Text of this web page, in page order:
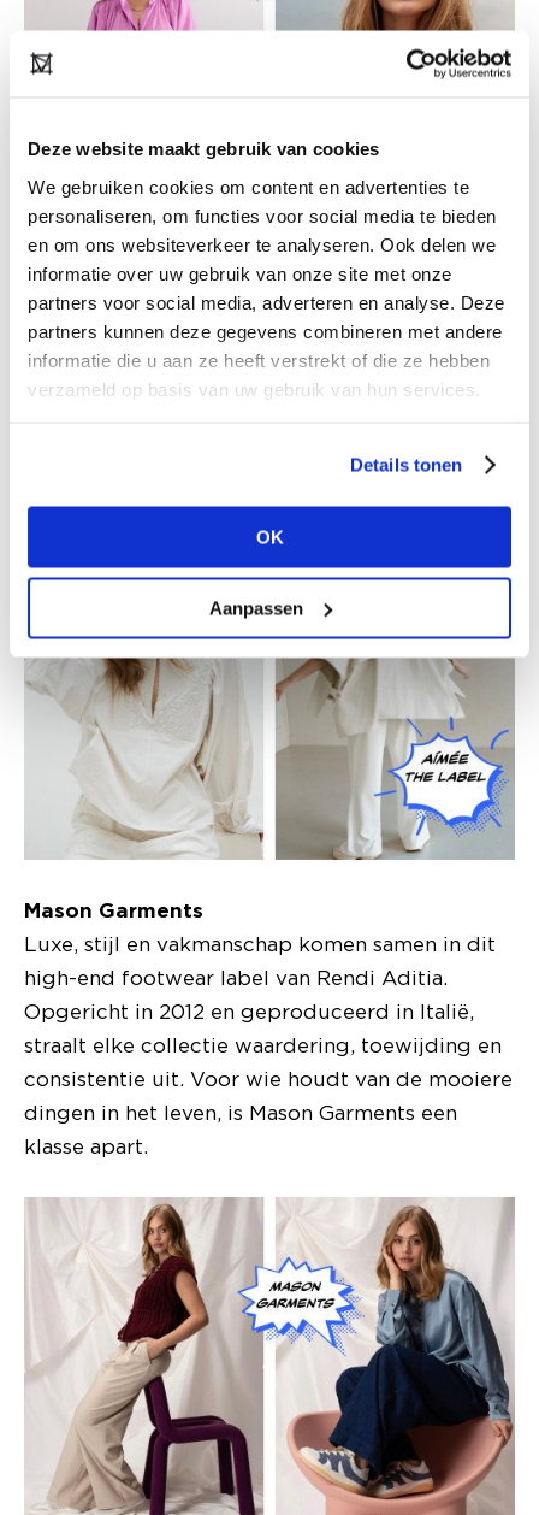
Deze website maakt gebruik van cookies
We gebruiken cookies om content en advertenties te
personaliseren, om functies voor social media te bieden
en om ons websiteverkeer te analyseren. Ook delen we
informatie over uw gebruik van onze site met onze
partners voor social media, adverteren en analyse. Deze
partners kunnen deze gegevens combineren met andere
informatie die u aan ze heeft verstrekt of die ze hebben
verzameld op basis van uw gebruik van hun services.
Details tonen
OK
Aanpassen
Aímée the Label
Tijdloos bij de tijd, dat is Aímée the Label. Met
60% stijlvolle basics en 40% trendy statements
biedt dit jonge label de perfecte mix voor elke
Mason Garments
Luxe, stijl en vakmanschap komen samen in dit
high-end footwear label van Rendi Aditia.
Opgericht in 2012 en geproduceerd in Italië,
straalt elke collectie waardering, toewijding en
consistentie uit. Voor wie houdt van de mooiere
dingen in het leven, is Mason Garments een
klasse apart.